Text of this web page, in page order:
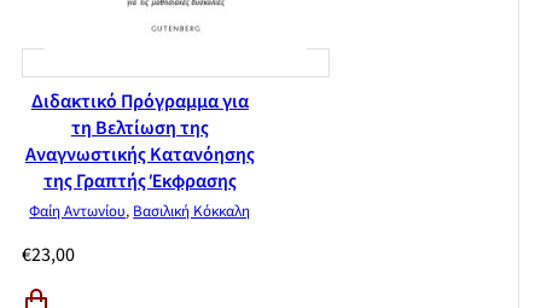
Διδακτικό Πρόγραμμα για
τη Βελτίωση της
Αναγνωστικής Κατανόησης
της Γραπτής Έκφρασης
Φαίη Αντωνίου, Βασιλική Κόκκαλη
€23,00